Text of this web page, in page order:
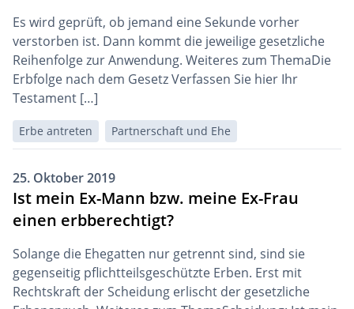
Es wird geprüft, ob jemand eine Sekunde vorher
verstorben ist. Dann kommt die jeweilige gesetzliche
Reihenfolge zur Anwendung. Weiteres zum ThemaDie
Erbfolge nach dem Gesetz Verfassen Sie hier Ihr
Testament […]
Erbe antreten Partnerschaft und Ehe
25. Oktober 2019
Ist mein Ex-Mann bzw. meine Ex-Frau
einen erbberechtigt?
Solange die Ehegatten nur getrennt sind, sind sie
gegenseitig pflichtteilsgeschützte Erben. Erst mit
Rechtskraft der Scheidung erlischt der gesetzliche